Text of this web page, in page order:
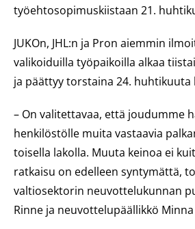
työehtosopimuskiistaan 21.
JUKOn, JHL:n ja Pron aiemmin
valikoiduilla työpaikoilla alkaa
ja päättyy torstaina 24. huhtikuuta
– On valitettavaa, että joudumme
henkilöstölle muita vastaavia
toisella lakolla. Muuta keinoa ei
ratkaisu on edelleen syntymättä,
valtiosektorin neuvottelukunnan
Rinne ja neuvottelupäällikkö